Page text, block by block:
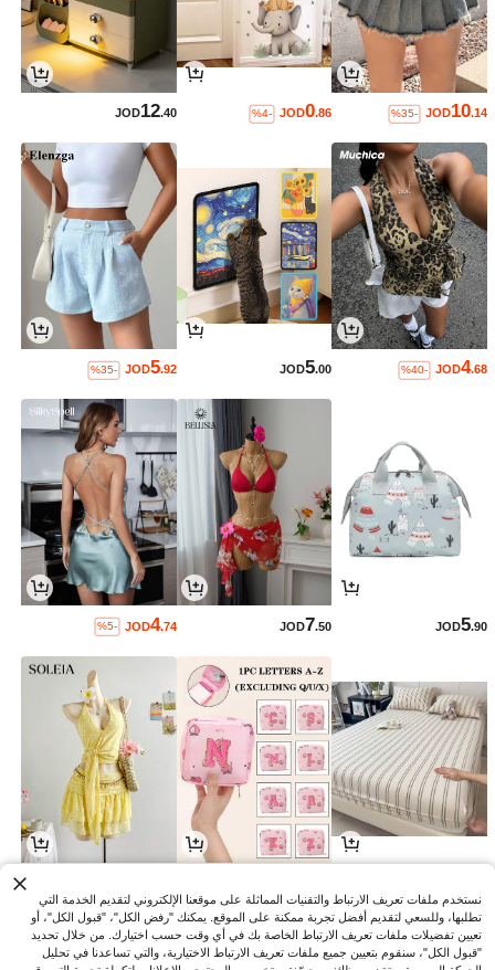
JOD10.14
%35-
JOD0.86
%4-
JOD12.40
JOD4.68
%40-
JOD5.00
JOD5.92
%35-
JOD5.90
JOD7.50
JOD4.74
%5-
نستخدم ملفات تعريف الارتباط والتقنيات المماثلة على موقعنا الإلكتروني لتقديم الخدمة التي
تطلبها، وللسعي لتقديم أفضل تجربة ممكنة على الموقع. يمكنك "رفض الكل"، "قبول الكل"، أو
تعيين تفضيلات ملفات تعريف الارتباط الخاصة بك في أي وقت حسب اختيارك. من خلال تحديد
"قبول الكل"، سنقوم بتعيين جميع ملفات تعريف الارتباط الاختيارية، والتي تساعدنا في تحليل